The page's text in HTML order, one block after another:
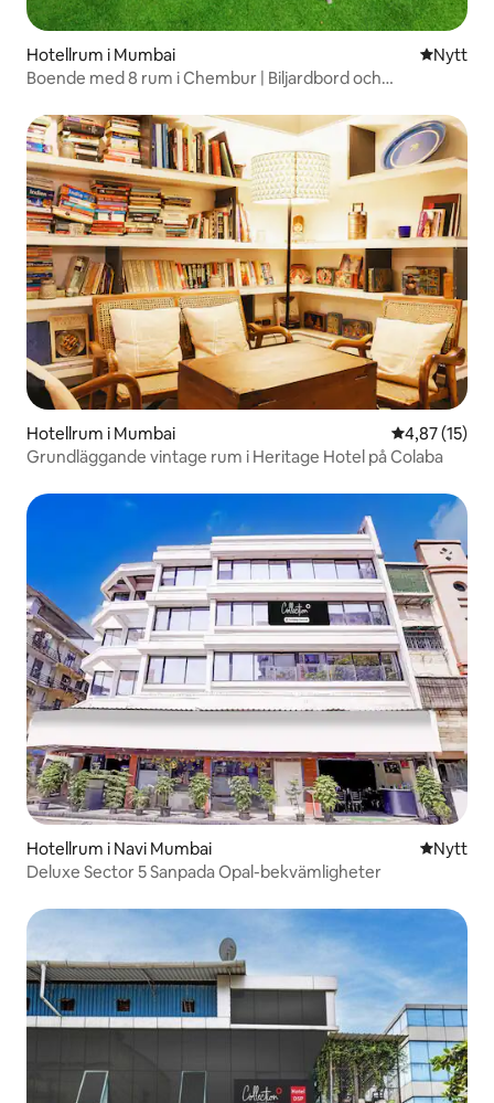
Hotellrum i Mumbai NyttNytt
Boende med 8 rum i Chembur | Biljardbord och
Hotellrum i Mumbai 4,87 av 5 i
4,87 (15)
Grundläggande vintage rum i Heritage Hotel på Colaba
Hotellrum i Navi Mumbai NyttNytt
Deluxe Sector 5 Sanpada Opal-bekvämligheter